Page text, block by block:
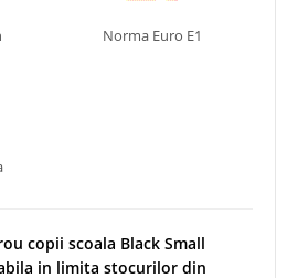
Norma Euro E1
copii scoala Black Small
in limita stocurilor din